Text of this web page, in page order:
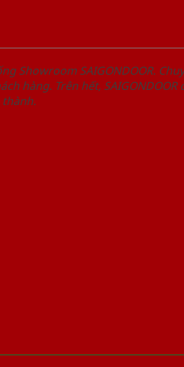
Showroom SAIGONDOOR.
hàng. Trên hết, SAIGONDOOR
thành.